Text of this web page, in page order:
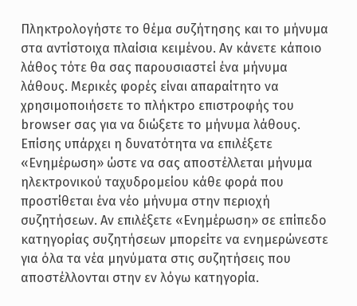
Πληκτρολογήστε το θέμα συζήτησης και το μήνυμα
στα αντίστοιχα πλαίσια κειμένου. Αν κάνετε κάποιο
λάθος τότε θα σας παρουσιαστεί ένα μήνυμα
λάθους. Μερικές φορές είναι απαραίτητο να
χρησιμοποιήσετε το πλήκτρο επιστροφής του
browser σας για να διώξετε το μήνυμα λάθους.
Επίσης υπάρχει η δυνατότητα να επιλέξετε
«Ενημέρωση» ώστε να σας αποστέλλεται μήνυμα
ηλεκτρονικού ταχυδρομείου κάθε φορά που
προστίθεται ένα νέο μήνυμα στην περιοχή
συζητήσεων. Αν επιλέξετε «Ενημέρωση» σε επίπεδο
κατηγορίας συζητήσεων μπορείτε να ενημερώνεστε
για όλα τα νέα μηνύματα στις συζητήσεις που
αποστέλλονται στην εν λόγω κατηγορία.